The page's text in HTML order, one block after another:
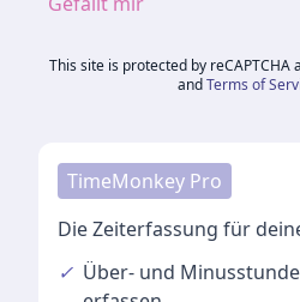
This site is protected by reCAPTCHA
and Terms of
TimeMonkey Pro
Die Zeiterfassung für
✓ Über- und